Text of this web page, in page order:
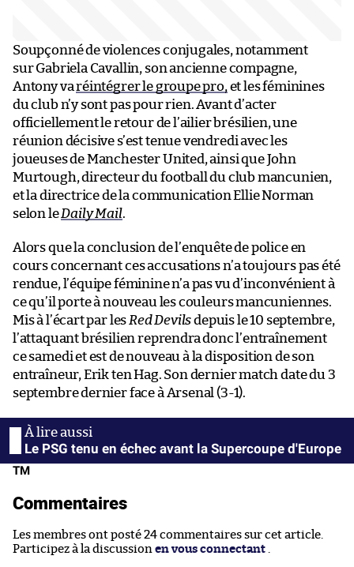
Soupçonné de violences conjugales, notamment
sur Gabriela Cavallin, son ancienne compagne,
Antony varéintégrer le groupe pro, et les féminines
du club n’y sont pas pour rien. Avant d’acter
officiellement le retour de l’ailier brésilien, une
réunion décisive s’est tenue vendredi avec les
joueuses de Manchester United, ainsi que John
Murtough, directeur du football du club mancunien,
et la directrice de la communication Ellie Norman
selon leDaily Mail.
Alors que la conclusion de l’enquête de police en
cours concernant ces accusations n’a toujours pas été
rendue, l’équipe féminine n’a pas vu d’inconvénient à
ce qu’il porte à nouveau les couleurs mancuniennes.
Mis à l’écart par les Red Devilsdepuis le 10 septembre,
l’attaquant brésilien reprendra donc l’entraînement
ce samedi et est de nouveau à la disposition de son
entraîneur, Erik ten Hag. Son dernier match date du 3
septembre dernier face à Arsenal (3-1).
Le PSG tenu en échec avant la Supercoupe d'Europe
TM
Commentaires
Les membres ont posté 24 commentaires sur cet article.
Participez à la discussion en vous connectant .